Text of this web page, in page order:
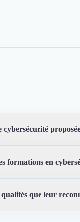
cybersécurité
de protection des
formations en
et des
que leur